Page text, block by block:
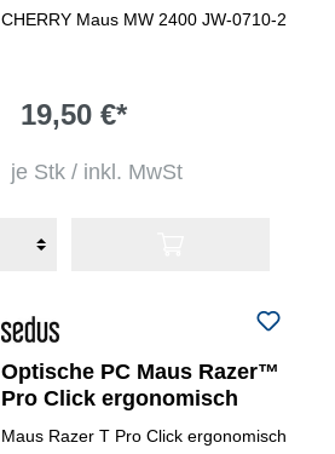
CHERRY Maus MW 2400 JW-0710-2
19,50 €*
je Stk / inkl. MwSt
Optische PC Maus Razer™
Pro Click ergonomisch
Maus Razer T Pro Click ergonomisch